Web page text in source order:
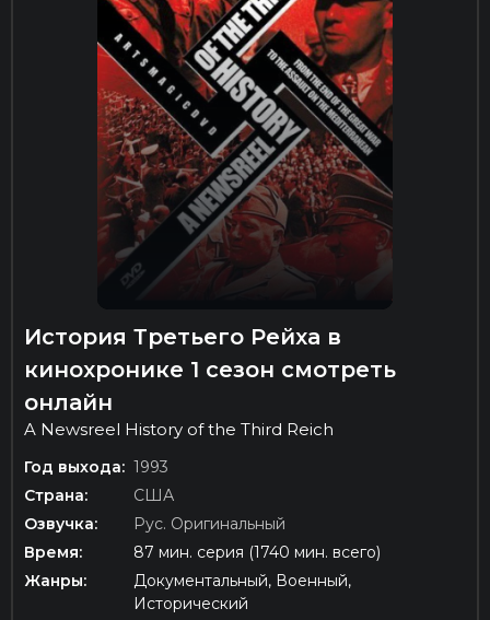
История Третьего Рейха в
кинохронике 1 сезон смотреть
онлайн
A Newsreel History of the Third Reich
Год выхода: 1993
Страна:
США
Озвучка:
Рус. Оригинальный
Время:
87 мин. серия (1740 мин. всего)
Жанры:
Документальный, Военный,
Исторический